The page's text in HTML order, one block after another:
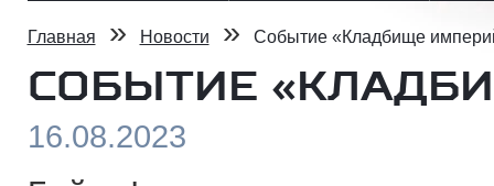
Главная » Новости » Событие «Кладбище
СОБЫТИЕ
16.08.2023